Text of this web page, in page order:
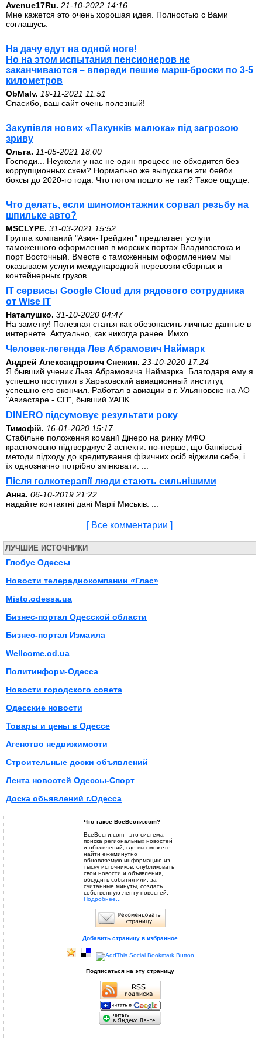
Avenue17Ru. 21-10-2022 14:16
Мне кажется это очень хорошая идея. Полностью с Вами
соглашусь.
На дачу едут на одной ноге!
Но на этом испытания пенсионеров не
заканчиваются – впереди пешие марш-броски по 3-5
километров
ОbMalv. 19-11-2021 11:51
Спасибо, ваш сайт очень полезный!
Закупівля нових «Пакунків малюка» під загрозою
зриву
Ольга. 11-05-2021 18:00
Господи... Неужели у нас не один процесс не обходится без
коррупционных схем? Нормально же выпускали эти бейби
боксы до 2020-го года. Что потом пошло не так? Такое ощуще.
Что делать, если шиномонтажник сорвал резьбу на
шпильке авто?
MSCLYPE. 31-03-2021 15:52
Группа компаний "Азия-Трейдинг" предлагает услуги
таможенного оформления в морских портах Владивостока и
порт Восточный. Вместе с таможенным оформлением мы
оказываем услуги международной перевозки сборных и
контейнерных грузов. ...
IT сервисы Google Cloud для рядового сотрудника
от Wise IT
Наталушко. 31-10-2020 04:47
На заметку! Полезная статья как обезопасить личные данные в
интернете. Актуально, как никогда ранее. Имхо. ...
Человек-легенда Лев Абрамович Наймарк
Андрей Александрович Снежин. 23-10-2020 17:24
Я бывший ученик Льва Абрамовича Наймарка. Благодаря ему я
успешно поступил в Харьковский авиационный институт,
успешно его окончил. Работал в авиации в г. Ульяновске на АО
"Авиастаре - СП", бывший УАПК. ...
DINERO підсумовує результати року
Тимофій. 16-01-2020 15:17
Стабільне положення команії Дінеро на ринку МФО
красномовно підтверджує 2 аспекти: по-перше, що банківські
методи підходу до кредитування фізичних осіб віджили себе, і
їх однозначно потрібно змінювати. ...
Після голкотерапії люди стають сильнішими
Анна. 06-10-2019 21:22
надайте контактні дані Марії Миськів. ...
[ Все комментарии ]
ЛУЧШИЕ ИСТОЧНИКИ
Глобус Одессы
Новости телерадиокомпании «Глас»
Misto.odessa.ua
Бизнес-портал Одесской области
Бизнес-портал Измаила
Wellcome.od.ua
Политинформ-Одесса
Новости городского совета
Одесские новости
Товары и цены в Одессе
Агенство недвижимости
Строительные доски объявлений
Лента новостей Одессы-Спорт
Доска обьявлений г.Одесса
Что такое ВсеВести.com?
ВсеВести.com - это система
поиска региональных новостей
и объявлений, где вы сможете
найти ежеминутно
обновляемую информацию из
тысяч источников, опубликовать
свои новости и объявления,
обсудить события или, за
считанные минуты, создать
собственную ленту новостей.
Подробнее...
Добавить страницу в избранное
Подписаться на эту страницу